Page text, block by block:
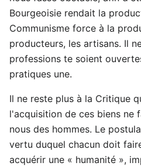
Bourgeoisie rendait la
Communisme force à la
producteurs, les artisans. Il
professions te soient
pratiques une.
Il ne reste plus à la Critique
l'acquisition de ces biens ne
nous des hommes. Le
vertu duquel chacun doit
acquérir une « humanité »,